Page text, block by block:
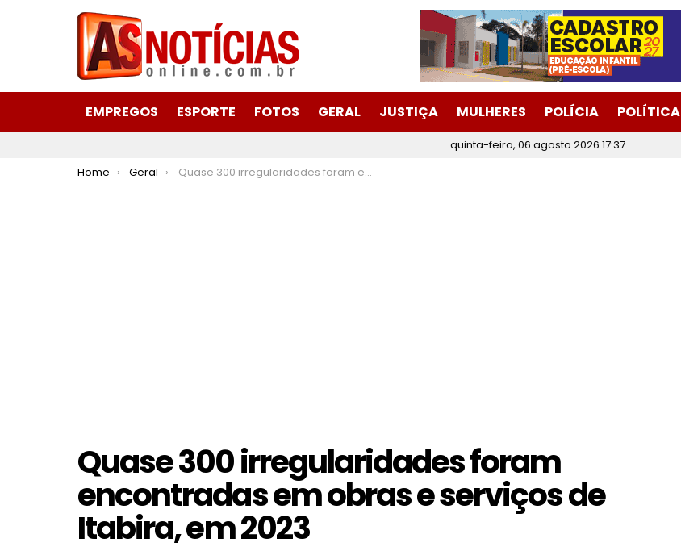
EMPREGOS ESPORTE FOTOS GERAL JUSTIÇA MULHERES POLÍCIA POLÍTICA
quinta-feira, 06 agosto 2026 17:37
You are here:
Home Geral Quase 300 irregularidades foram encontradas em obras e serviços de Itabira, em 2023
Quase 300 irregularidades foram
encontradas em obras e serviços de
Itabira, em 2023